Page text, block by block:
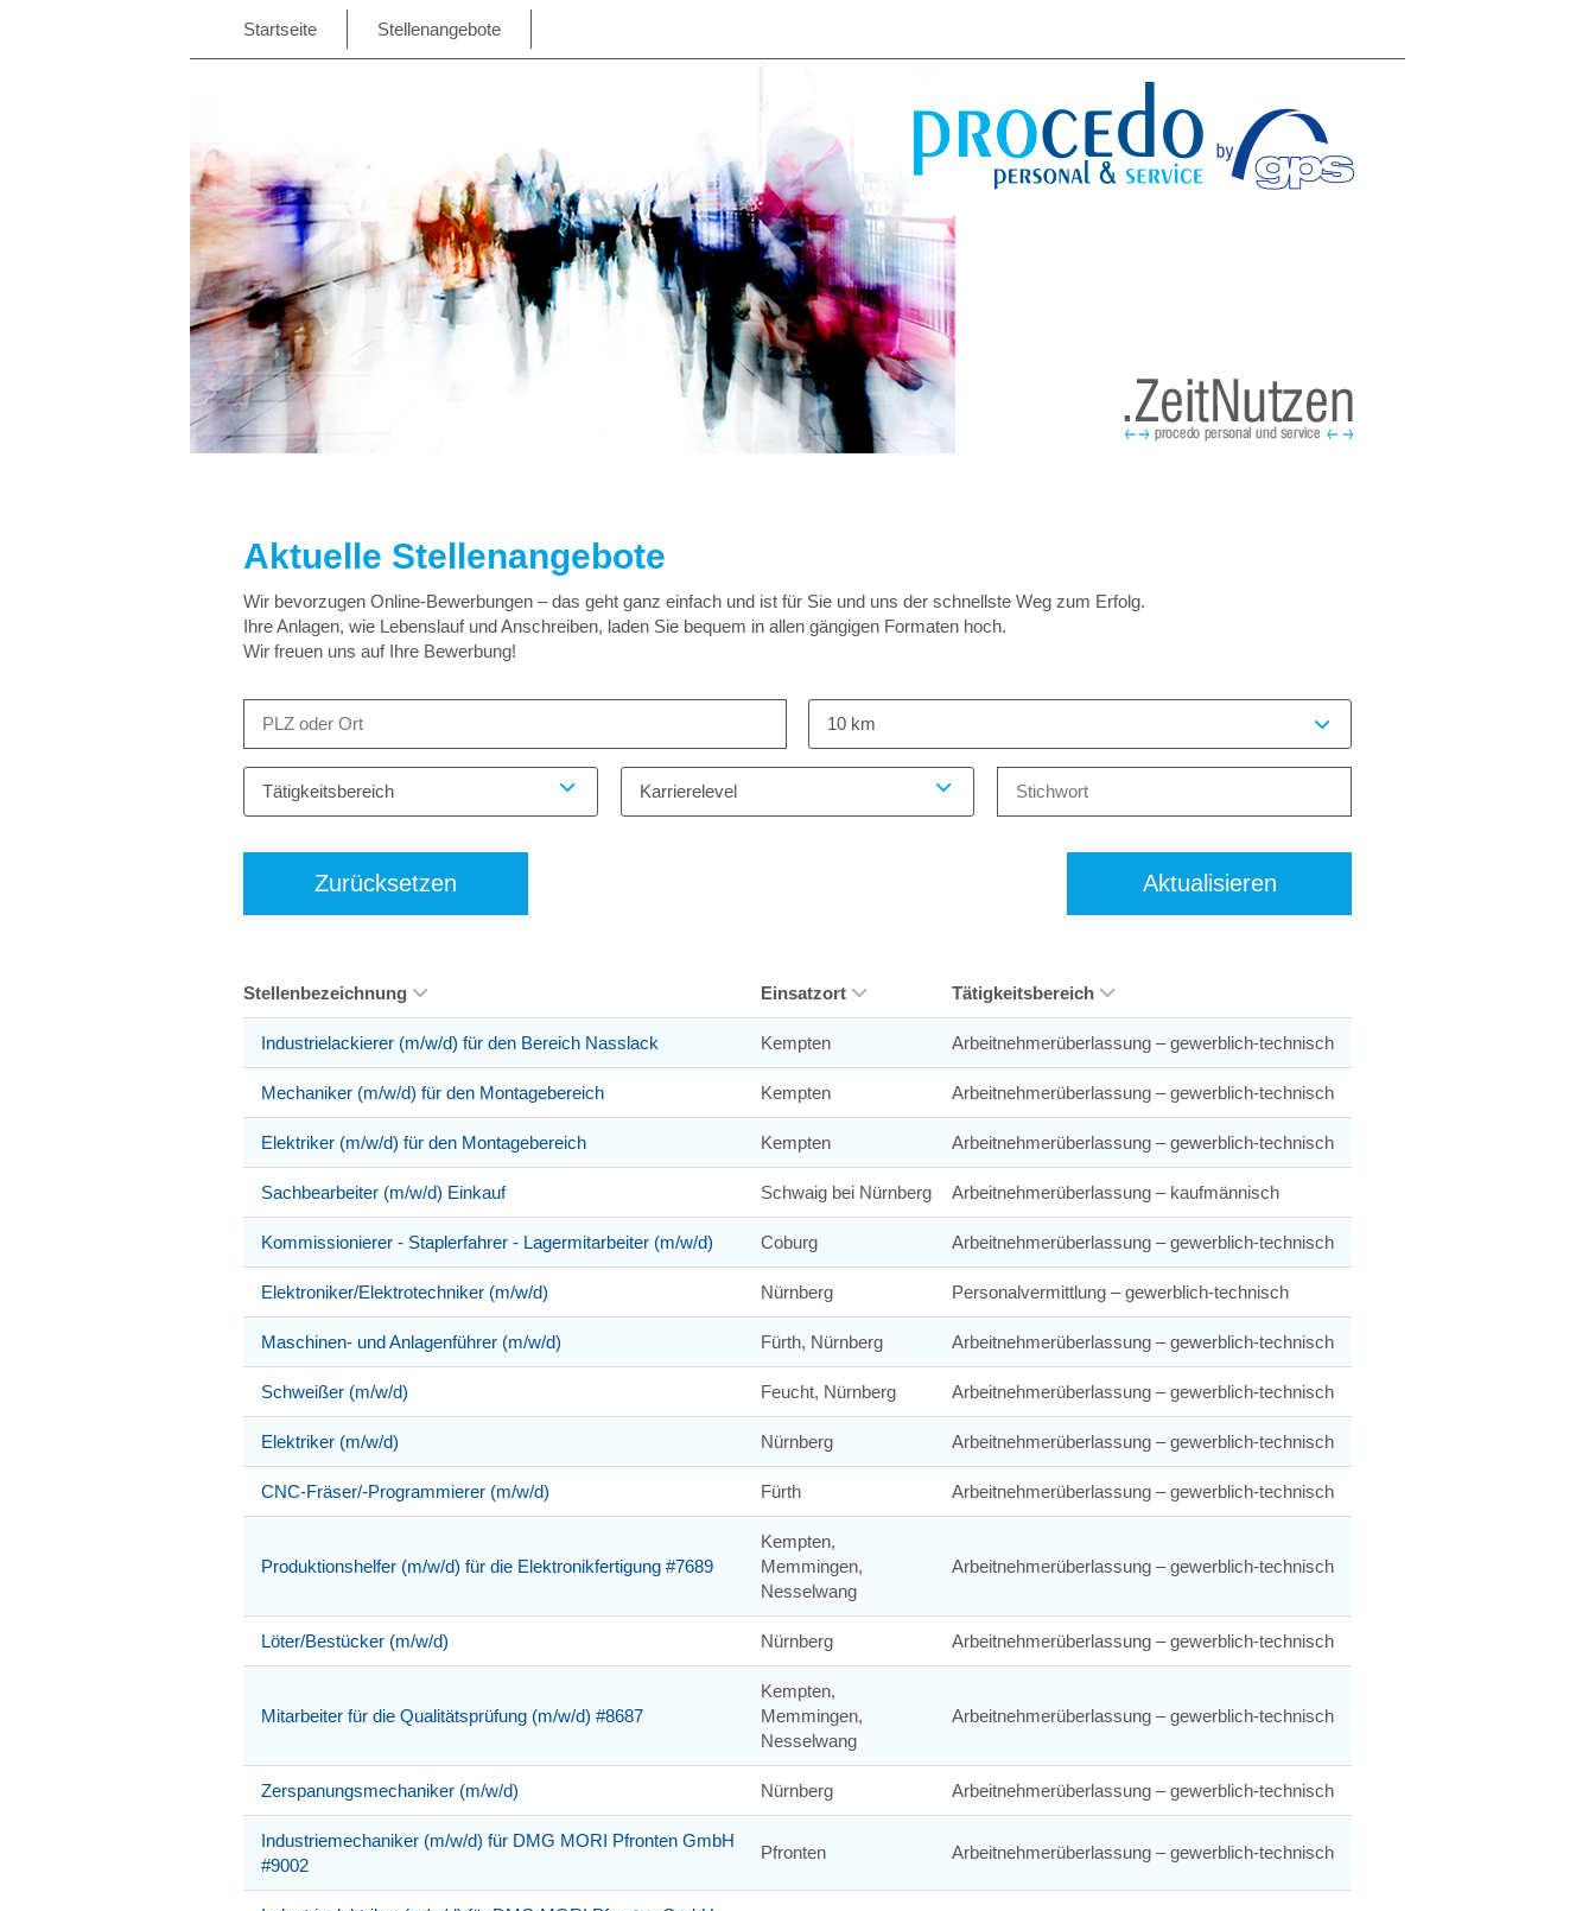
Startseite Stellenangebote
Aktuelle Stellenangebote
Wir bevorzugen Online-Bewerbungen – das geht ganz einfach und ist für Sie und uns der schnellste Weg zum Erfolg.
Ihre Anlagen, wie Lebenslauf und Anschreiben, laden Sie bequem in allen gängigen Formaten hoch.
Wir freuen uns auf Ihre Bewerbung!
10 km
Tätigkeitsbereich Karrierelevel
Zurücksetzen Aktualisieren
Stellenbezeichnung Einsatzort Tätigkeitsbereich
Industrielackierer (m/w/d) für den Bereich Nasslack Kempten Arbeitnehmerüberlassung – gewerblich-technisch
Mechaniker (m/w/d) für den Montagebereich Kempten Arbeitnehmerüberlassung – gewerblich-technisch
Elektriker (m/w/d) für den Montagebereich Kempten Arbeitnehmerüberlassung – gewerblich-technisch
Sachbearbeiter (m/w/d) Einkauf Schwaig bei Nürnberg Arbeitnehmerüberlassung – kaufmännisch
Kommissionierer - Staplerfahrer - Lagermitarbeiter (m/w/d) Coburg Arbeitnehmerüberlassung – gewerblich-technisch
Elektroniker/Elektrotechniker (m/w/d) Nürnberg Personalvermittlung – gewerblich-technisch
Maschinen- und Anlagenführer (m/w/d) Fürth, Nürnberg Arbeitnehmerüberlassung – gewerblich-technisch
Schweißer (m/w/d) Feucht, Nürnberg Arbeitnehmerüberlassung – gewerblich-technisch
Elektriker (m/w/d) Nürnberg Arbeitnehmerüberlassung – gewerblich-technisch
CNC-Fräser/-Programmierer (m/w/d) Fürth Arbeitnehmerüberlassung – gewerblich-technisch
Produktionshelfer (m/w/d) für die Elektronikfertigung #7689
Kempten,
Memmingen,
Nesselwang
Arbeitnehmerüberlassung – gewerblich-technisch
Löter/Bestücker (m/w/d) Nürnberg Arbeitnehmerüberlassung – gewerblich-technisch
Mitarbeiter für die Qualitätsprüfung (m/w/d) #8687
Kempten,
Memmingen,
Nesselwang
Arbeitnehmerüberlassung – gewerblich-technisch
Zerspanungsmechaniker (m/w/d) Nürnberg Arbeitnehmerüberlassung – gewerblich-technisch
Industriemechaniker (m/w/d) für DMG MORI Pfronten GmbH
#9002
Pfronten Arbeitnehmerüberlassung – gewerblich-technisch